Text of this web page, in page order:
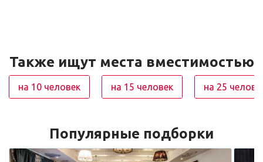
Также ищут места вместимостью
на 10 человек на 15 человек на 25
Популярные подборки